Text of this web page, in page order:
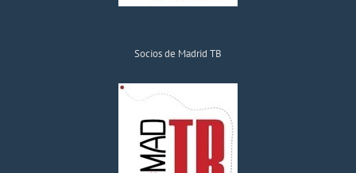
Socios de Madrid TB